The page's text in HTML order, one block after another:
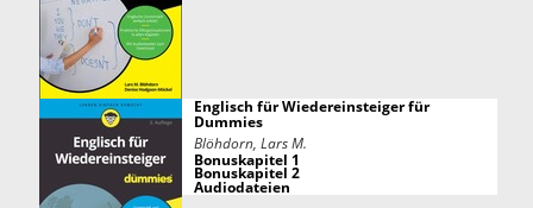
Englisch für Wiedereinsteiger für
Dummies
Blöhdorn, Lars M.
Bonuskapitel 1
Bonuskapitel 2
Audiodateien